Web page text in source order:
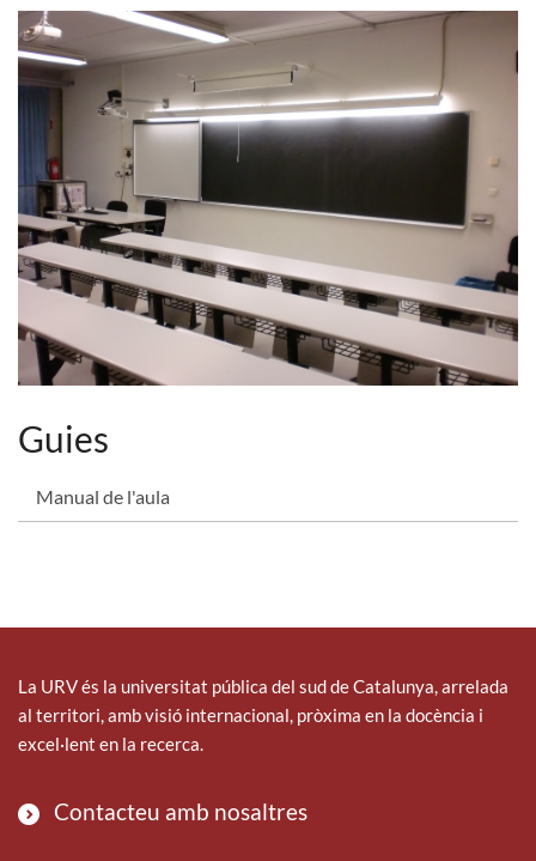
Guies
Manual de l'aula
La URV és la universitat pública del sud de Catalunya, arrelada
al territori, amb visió internacional, pròxima en la docència i
excel·lent en la recerca.
Contacteu amb nosaltres